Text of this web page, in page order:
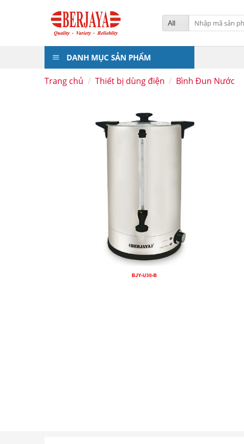
Tìm
kiếm:
DANH MỤC SẢN PHẨM
Trang chủ / Thiết bị dùng điện / Bình Đun Nước